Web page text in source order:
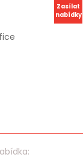
Zasílat
nabídky